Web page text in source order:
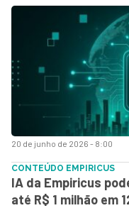
20 de junho de 2026 - 8:00
CONTEÚDO EMPIRICUS
IA da Empiricus
até R$ 1 milhão em